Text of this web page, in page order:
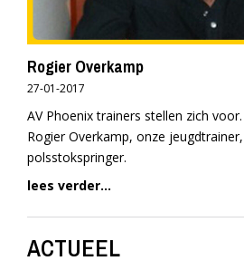
Rogier Overkamp
27-01-2017
AV Phoenix trainers stellen zich
Rogier Overkamp, onze
polsstokspringer.
lees verder...
ACTUEEL